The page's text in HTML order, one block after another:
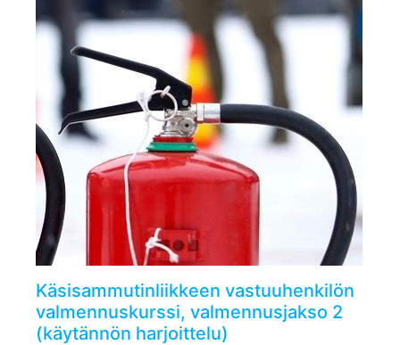
Käsisammutinliikkeen vastuuhenkilön
valmennuskurssi, valmennusjakso 2
(käytännön harjoittelu)